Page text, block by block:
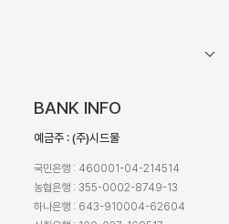
BANK INFO
예금주 : (주)시드물
국민은행 : 460001-04-214514
농협은행 : 355-0002-8749-13
하나은행 : 643-910004-62604